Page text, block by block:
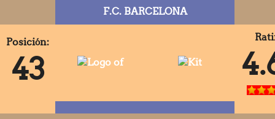
F.C. BARCELONA
Posición:
43